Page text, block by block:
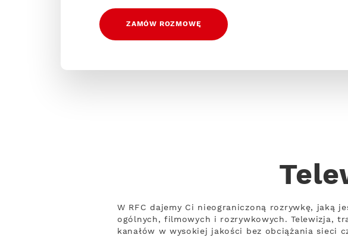
ZAMÓW ROZMOWĘ
W RFC dajemy Ci nieograniczoną rozrywkę, jaką
ogólnych, filmowych i rozrywkowych. Telewizja,
kanałów w wysokiej jakości bez obciążania sieci